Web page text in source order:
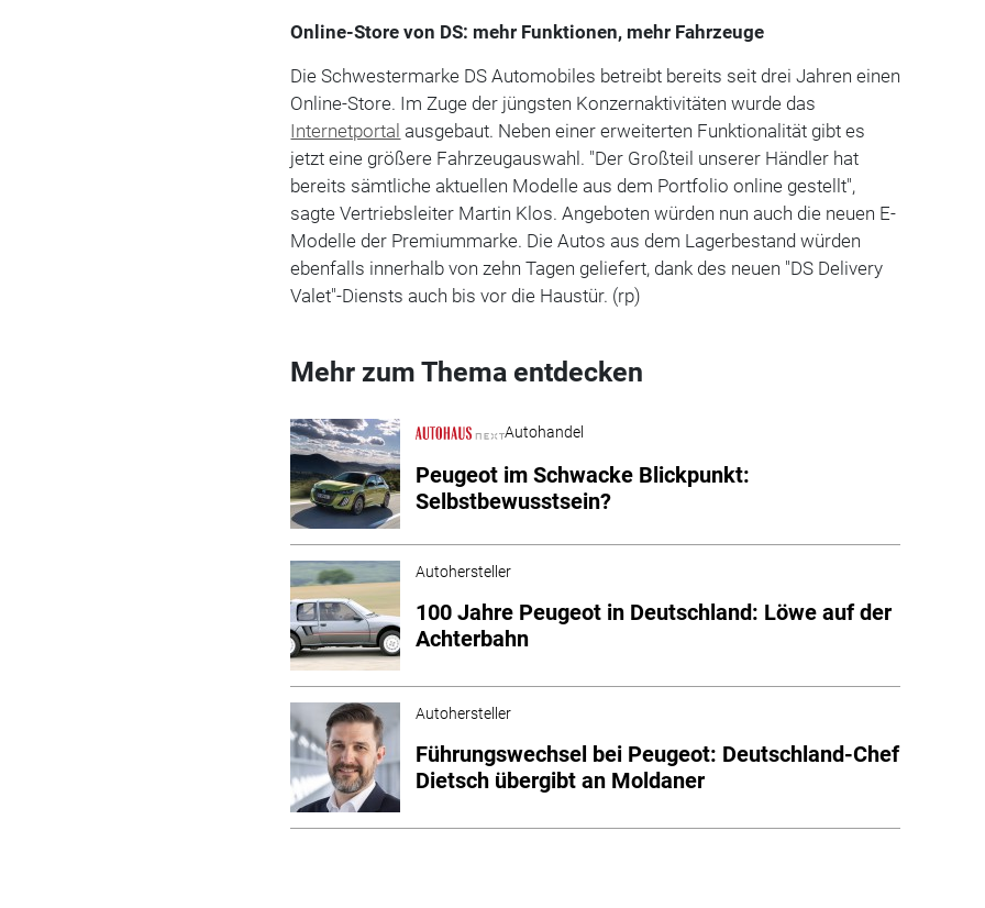
Online-Store von DS: mehr Funktionen, mehr Fahrzeuge
Die Schwestermarke DS Automobiles betreibt bereits seit drei Jahren einen
Online-Store. Im Zuge der jüngsten Konzernaktivitäten wurde das
Internetportal ausgebaut. Neben einer erweiterten Funktionalität gibt es
jetzt eine größere Fahrzeugauswahl. "Der Großteil unserer Händler hat
bereits sämtliche aktuellen Modelle aus dem Portfolio online gestellt",
sagte Vertriebsleiter Martin Klos. Angeboten würden nun auch die neuen E-
Modelle der Premiummarke. Die Autos aus dem Lagerbestand würden
ebenfalls innerhalb von zehn Tagen geliefert, dank des neuen "DS Delivery
Valet"-Diensts auch bis vor die Haustür. (rp)
Mehr zum Thema entdecken
Autohandel
Peugeot im Schwacke Blickpunkt:
Selbstbewusstsein?
Autohersteller
100 Jahre Peugeot in Deutschland: Löwe auf der
Achterbahn
Autohersteller
Führungswechsel bei Peugeot: Deutschland-Chef
Dietsch übergibt an Moldaner